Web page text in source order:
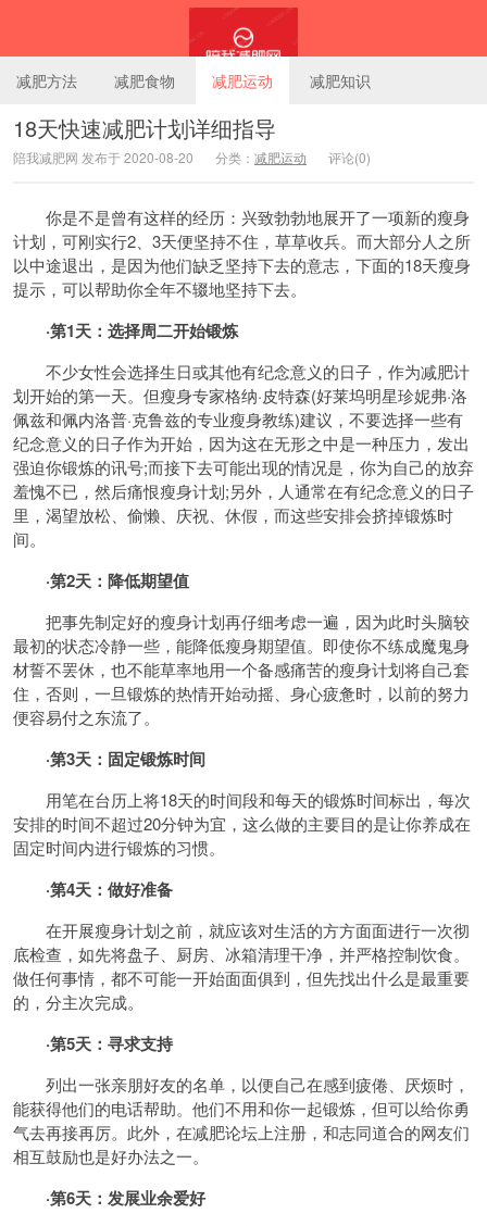
陪我减肥网
减肥方法 减肥食物 减肥运动 减肥知识
18天快速减肥计划详细指导
陪我减肥网 发布于 2020-08-20 分类： 减肥运动 评论(0)
你是不是曾有这样的经历：兴致勃勃地展开了一项新的瘦身
计划，可刚实行2、3天便坚持不住，草草收兵。而大部分人之所
以中途退出，是因为他们缺乏坚持下去的意志，下面的18天瘦身
提示，可以帮助你全年不辍地坚持下去。
·第1天：选择周二开始锻炼
不少女性会选择生日或其他有纪念意义的日子，作为减肥计
划开始的第一天。但瘦身专家格纳·皮特森(好莱坞明星珍妮弗·洛
佩兹和佩内洛普·克鲁兹的专业瘦身教练)建议，不要选择一些有
纪念意义的日子作为开始，因为这在无形之中是一种压力，发出
强迫你锻炼的讯号;而接下去可能出现的情况是，你为自己的放弃
羞愧不已，然后痛恨瘦身计划;另外，人通常在有纪念意义的日子
里，渴望放松、偷懒、庆祝、休假，而这些安排会挤掉锻炼时
间。
·第2天：降低期望值
把事先制定好的瘦身计划再仔细考虑一遍，因为此时头脑较
最初的状态冷静一些，能降低瘦身期望值。即使你不练成魔鬼身
材誓不罢休，也不能草率地用一个备感痛苦的瘦身计划将自己套
住，否则，一旦锻炼的热情开始动摇、身心疲惫时，以前的努力
便容易付之东流了。
·第3天：固定锻炼时间
用笔在台历上将18天的时间段和每天的锻炼时间标出，每次
安排的时间不超过20分钟为宜，这么做的主要目的是让你养成在
固定时间内进行锻炼的习惯。
·第4天：做好准备
在开展瘦身计划之前，就应该对生活的方方面面进行一次彻
底检查 ，如先将盘子、 厨房 、冰箱清理干净，并严格控制饮食。
做任何事情，都不可能一开始面面俱到，但先找出什么是最重要
的，分主次完成。
·第5天：寻求支持
列出一张亲朋好友的名单，以便自己在感到疲倦、厌烦时，
能获得他们的电话帮助。他们不用和你一起锻炼，但可以给你勇
气去再接再厉。此外，在减肥论坛上注册，和志同道合的网友们
相互鼓励也是好办法之一。
·第6天：发展业余爱好